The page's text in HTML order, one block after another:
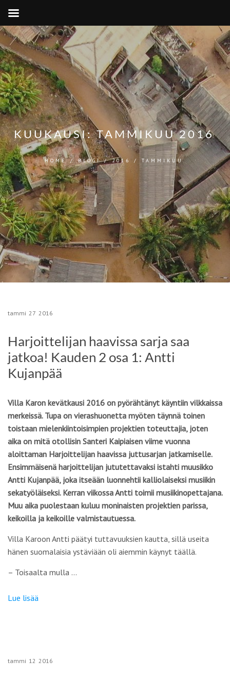
KUUKAUSI:TAMMIKUU 2016
HOME/BLOGI/2016 /TAMMIKUU
tammi 27 2016
Harjoittelijan haavissa ­sarja saa
jatkoa! Kauden 2 osa 1: Antti
Kujanpää
Villa Karon kevätkausi 2016 on pyörähtänyt käyntiin vilkkaissa
merkeissä. Tupa on vierashuonetta myöten täynnä toinen
toistaan mielenkiintoisimpien projektien toteuttajia, joten
aika on mitä otollisin Santeri Kaipiaisen viime vuonna
aloittaman Harjoittelijan haavissa ­juttusarjan jatkamiselle.
Ensimmäisenä harjoittelijan jututettavaksi istahti muusikko
Antti Kujanpää, joka itseään luonnehtii kalliolaiseksi musiikin
sekatyöläiseksi. Kerran viikossa Antti toimii musiikinopettajana.
Muu aika puolestaan kuluu moninaisten projektien parissa,
keikoilla ja keikoille valmistautuessa.
Villa Karoon Antti päätyi tuttavuuksien kautta, sillä useita
hänen suomalaisia ystäviään oli aiemmin käynyt täällä.
– Toisaalta mulla …
Lue lisää
tammi 12 2016